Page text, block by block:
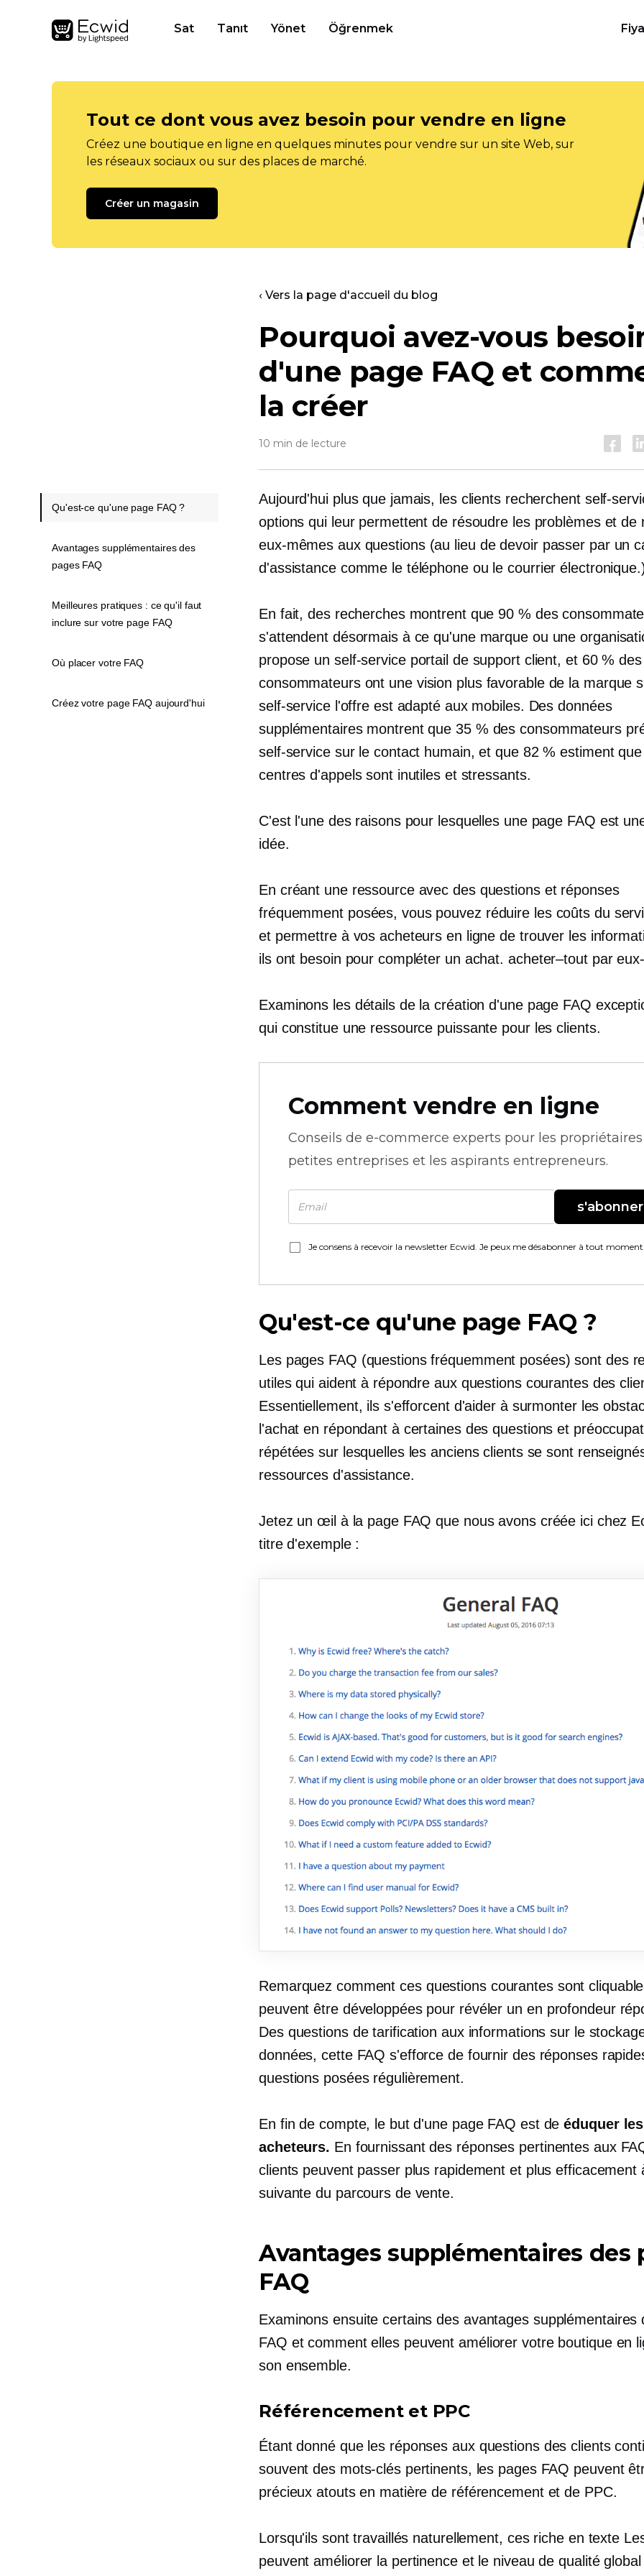
Sat Tanıt Yönet Öğrenmek
Tout ce dont vous avez besoin pour vendre en ligne
Créez une boutique en ligne en quelques minutes pour vendre sur un site Web, sur
les réseaux sociaux ou sur des places de marché.
Créer un magasin
‹ Vers la page d'accueil du blog
Pourquoi avez-vous
d'une page FAQ et
la créer
10 min de lecture
Aujourd'hui plus que jamais, les clients recherchent self-
options qui leur permettent de résoudre les problèmes et de
eux-mêmes aux questions (au lieu de devoir passer par un
d'assistance comme le téléphone ou le courrier
En fait, des recherches montrent que 90 % des
s'attendent désormais à ce qu'une marque ou une
propose un self-serviceportail de support client, et 60 % des
consommateurs ont une vision plus favorable de la marque
self-servicel'offre est adapté aux mobiles. Des données
supplémentaires montrent que 35 % des consommateurs
self-servicesur le contact humain, et que 82 % estiment
centres d'appels sont inutiles et stressants.
C'est l'une des raisons pour lesquelles une page FAQ est
idée.
En créant une ressource avec des questions et réponses
fréquemment posées, vous pouvez réduire les coûts du
et permettre à vos acheteurs en ligne de trouver les
ils ont besoin pour compléter un achat. acheter–toutpar
Examinons les détails de la création d'une page FAQ
qui constitue une ressource puissante pour les clients.
Comment vendre en ligne
Conseils de e-commerce experts pour les
petites entreprises et les aspirants entrepreneurs.
s'abonner
Je consens à recevoir la newsletter Ecwid. Je peux me désabonner à tout moment.
Qu'est-ce qu'une page FAQ ?
Les pages FAQ (questions fréquemment posées) sont des
utiles qui aident à répondre aux questions courantes des
Essentiellement, ils s'efforcent d'aider à surmonter les
l'achat en répondant à certaines des questions et
répétées sur lesquelles les anciens clients se sont
ressources d'assistance.
Jetez un œil à la page FAQ que nous avons créée ici chez
titre d'exemple :
Remarquez comment ces questions courantes sont
peuvent être développées pour révéler un en profondeur
Des questions de tarification aux informations sur le
données, cette FAQ s'efforce de fournir des réponses
questions posées régulièrement.
En fin de compte, le but d'une page FAQ est deéduquer les
acheteurs. En fournissant des réponses pertinentes aux
clients peuvent passer plus rapidement et plus efficacement
suivante du parcours de vente.
Avantages supplémentaires des
FAQ
Examinons ensuite certains des avantages supplémentaires
FAQ et comment elles peuvent améliorer votre boutique en
son ensemble.
Référencement et PPC
Étant donné que les réponses aux questions des clients
souvent des mots-clés pertinents, les pages FAQ peuvent
précieux atouts en matière de référencement et de PPC.
Lorsqu'ils sont travaillés naturellement, ces riche en texte
peuvent améliorer la pertinence et le niveau de qualité
Qu'est-ce qu'une page FAQ ?
Avantages supplémentaires des
pages FAQ
Meilleures pratiques : ce qu'il faut
inclure sur votre page FAQ
Où placer votre FAQ
Créez votre page FAQ aujourd'hui